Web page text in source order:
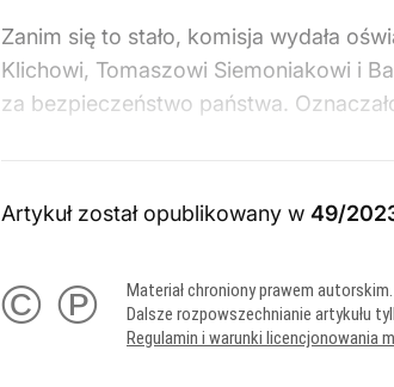
Zanim się to stało, komisja wydała
Klichowi, Tomaszowi Siemoniakowi i
za bezpieczeństwo państwa.
Artykuł został opublikowany w 49/
© ℗
Materiał chroniony prawem
Dalsze rozpowszechnianie artykułu
Regulamin i warunki licencjonowania